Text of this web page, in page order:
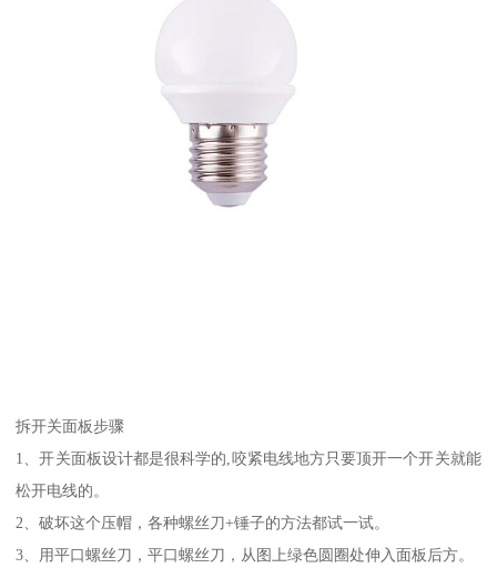
拆开关面板步骤
1、开关面板设计都是很科学的,咬紧电线地方只要顶开一个开关就能
松开电线的。
2、破坏这个压帽，各种螺丝刀+锤子的方法都试一试。
3、用平口螺丝刀，平口螺丝刀，从图上绿色圆圈处伸入面板后方。